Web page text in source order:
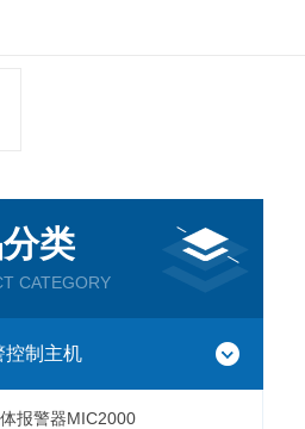
类
CATEGORY
控制主机
报警器MIC2000